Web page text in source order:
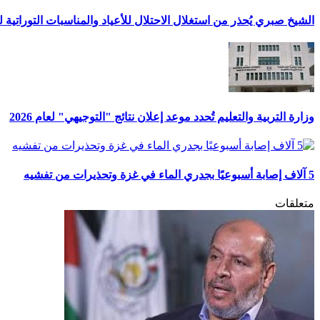
الشيخ صبري يُحذر من استغلال الاحتلال للأعياد والمناسبات
وزارة التربية والتعليم تُحدد موعد إعلان نتائج "التوجيهي" لعام 2026
5 آلاف إصابة أسبوعيًا بجدري الماء في غزة وتحذيرات من تفشيه
متعلقات